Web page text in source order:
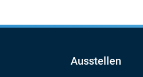
Ausstellen